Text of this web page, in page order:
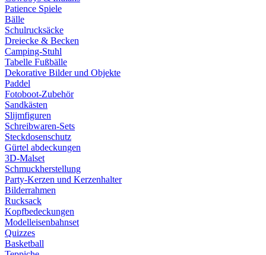
Patience Spiele
Bälle
Schulrucksäcke
Dreiecke & Becken
Camping-Stuhl
Tabelle Fußbälle
Dekorative Bilder und Objekte
Paddel
Fotoboot-Zubehör
Sandkästen
Slijmfiguren
Schreibwaren-Sets
Steckdosenschutz
Gürtel abdeckungen
3D-Malset
Schmuckherstellung
Party-Kerzen und Kerzenhalter
Bilderrahmen
Rucksack
Kopfbedeckungen
Modelleisenbahnset
Quizzes
Basketball